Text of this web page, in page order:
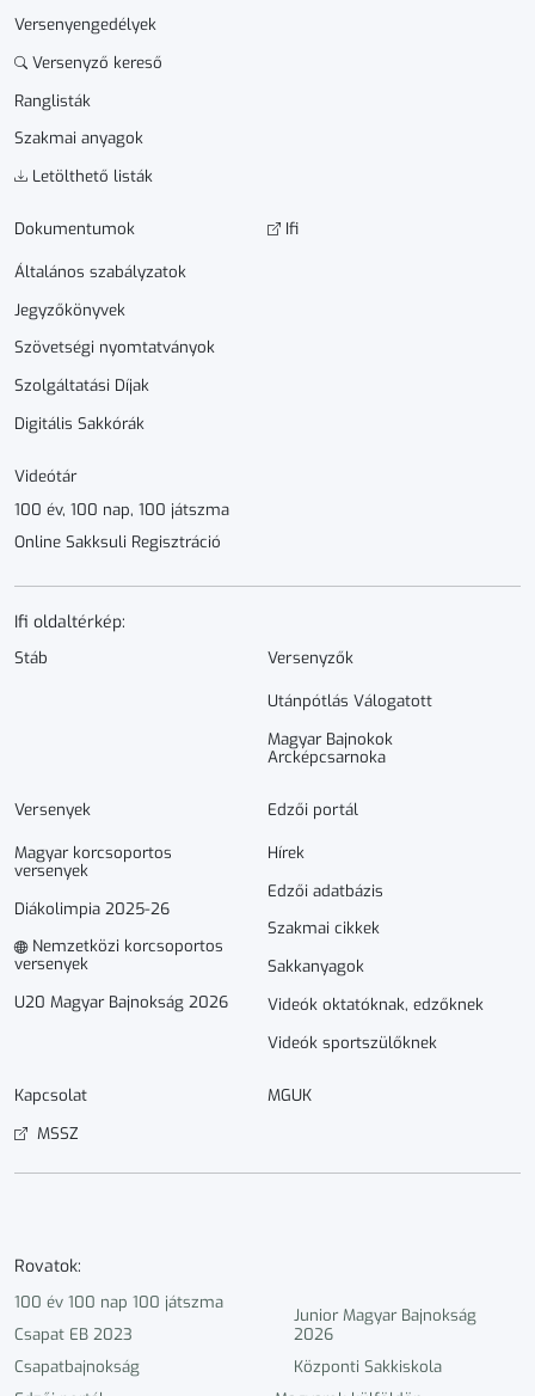
Versenyengedélyek
Versenyző kereső
Ranglisták
Szakmai anyagok
Letölthető listák
Dokumen­­tumok
Általános szabályzatok
Jegyzőkönyvek
Szövetségi nyomtatványok
Szolgáltatási Díjak
Digitális Sakkórák
Ifi
Videótár
100 év, 100 nap, 100 játszma
Online Sakksuli Regisztráció
Ifi oldaltérkép:
Stáb Versenyzők
Utánpótlás Válogatott
Magyar Bajnokok
Arcképcsarnoka
Versenyek
Magyar korcsoportos
versenyek
Diákolimpia 2025-26
Nemzetközi korcsoportos
versenyek
U20 Magyar Bajnokság 2026
Edzői portál
Hírek
Edzői adatbázis
Szakmai cikkek
Sakkanyagok
Videók oktatóknak, edzőknek
Videók sportszülőknek
Kapcsolat
MGUK
MSSZ
Rovatok:
100 év 100 nap 100 játszma
Csapat EB 2023
Csapatbajnokság
Junior Magyar Bajnokság
2026
Központi Sakkiskola